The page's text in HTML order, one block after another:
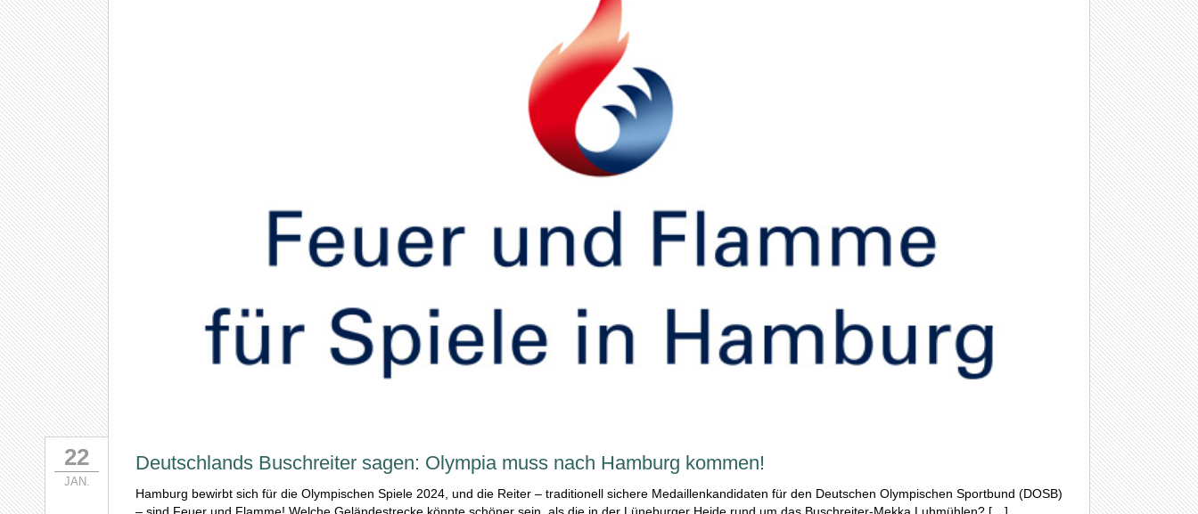
22
JAN.
Deutschlands Buschreiter sagen: Olympia muss nach Hamburg kommen!
Hamburg bewirbt sich für die Olympischen Spiele 2024, und die Reiter – traditionell sichere Medaillenkandidaten für den Deutschen Olympischen Sportbund (DOSB)
– sind Feuer und Flamme! Welche Geländestrecke könnte schöner sein, als die in der Lüneburger Heide rund um das Buschreiter-Mekka Luhmühlen? […]